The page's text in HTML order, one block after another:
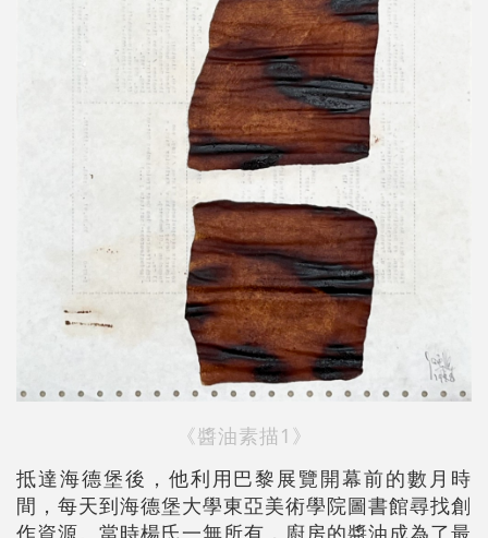
《醬油素描1》
抵達海德堡後，他利用巴黎展覽開幕前的數月時
間，每天到海德堡大學東亞美術學院圖書館尋找創